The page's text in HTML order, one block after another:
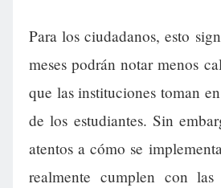
Para los ciudadanos, esto
meses podrán notar menos
que las instituciones toman
de los estudiantes. Sin
atentos a cómo se
realmente cumplen con las